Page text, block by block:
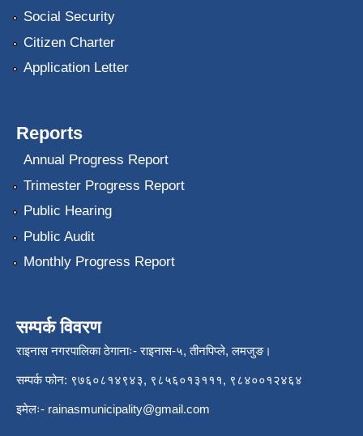
Social Security
Citizen Charter
Application Letter
Reports
Annual Progress Report
Trimester Progress Report
Public Hearing
Public Audit
Monthly Progress Report
सम्पर्क विवरण
राइनास नगरपालिका ठेगानाः- राइनास-५, तीनपिप्ले, लमजुङ।
सम्पर्क फोन: ९७६०८१४९४३, ९८५६०१३१११, ९८४००१२४६४
इमेलः- rainasmunicipality@gmail.com